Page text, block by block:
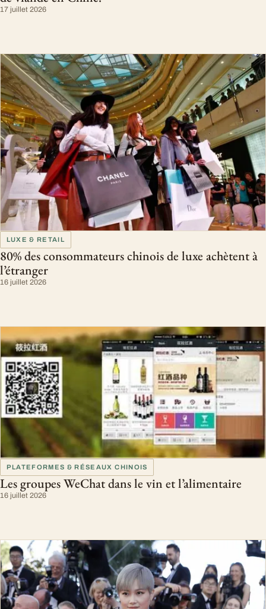
17 juillet 2026
LUXE & RETAIL
80% des consommateurs chinois de luxe achètent à
l’étranger
16 juillet 2026
PLATEFORMES & RÉSEAUX CHINOIS
Les groupes WeChat dans le vin et l’alimentaire
16 juillet 2026